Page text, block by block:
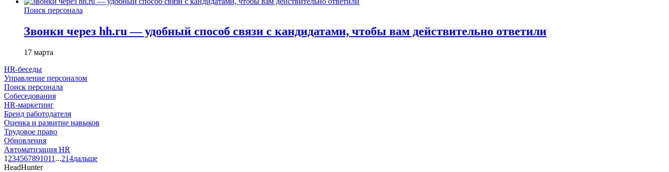
Поиск персонала
Звонки через hh.ru — удобный способ связи с кандидатами, чтобы вам действительно ответили
17 марта
HR-беседы
Управление персоналом
Поиск персонала
Собеседования
HR-маркетинг
Бренд работодателя
Оценка и развитие навыков
Трудовое право
Обновления
Автоматизация HR
1 234567891011 ...214дальше
HeadHunter